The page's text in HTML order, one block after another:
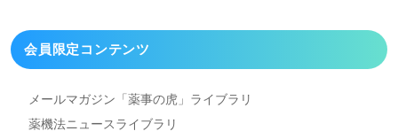
会員限定コンテンツ
メールマガジン「薬事の虎」 ライブラリ
薬機法ニュースライブラリ